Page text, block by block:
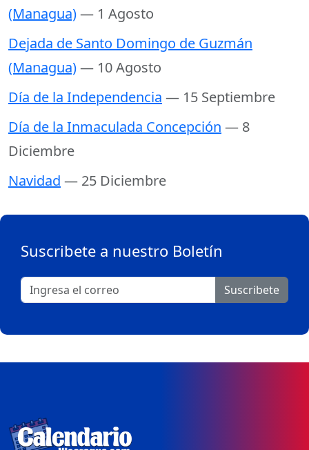
(Managua)— 1 Agosto
Dejada de Santo Domingo de Guzmán
(Managua)— 10 Agosto
Día de la Independencia — 15 Septiembre
Día de la Inmaculada Concepción — 8
Diciembre
Navidad — 25 Diciembre
Suscribete a nuestro Boletín
Suscribete